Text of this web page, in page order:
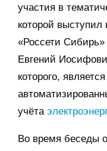
участия в
которой
«Россети Сибирь»
Евгений
которого,
учёта
Во время беседы